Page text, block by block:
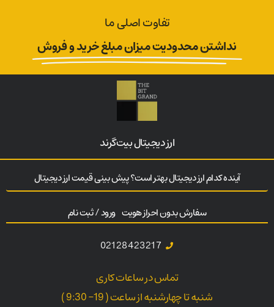
تفاوت اصلی ما
نداشتن محدودیت میزان مبلغ خرید و فروش
ارز‌ دیجیتال بیت‌گرند
آینده کدام ارز دیجیتال بهتر است؟ پیش بینی قیمت ارز دیجیتال
سفارش بدون احراز هویت ورود / ثبت نام
02128423217
تماس در ساعات کاری
شنبه تا چهارشنبه از ساعت ( 19- 9:30 )